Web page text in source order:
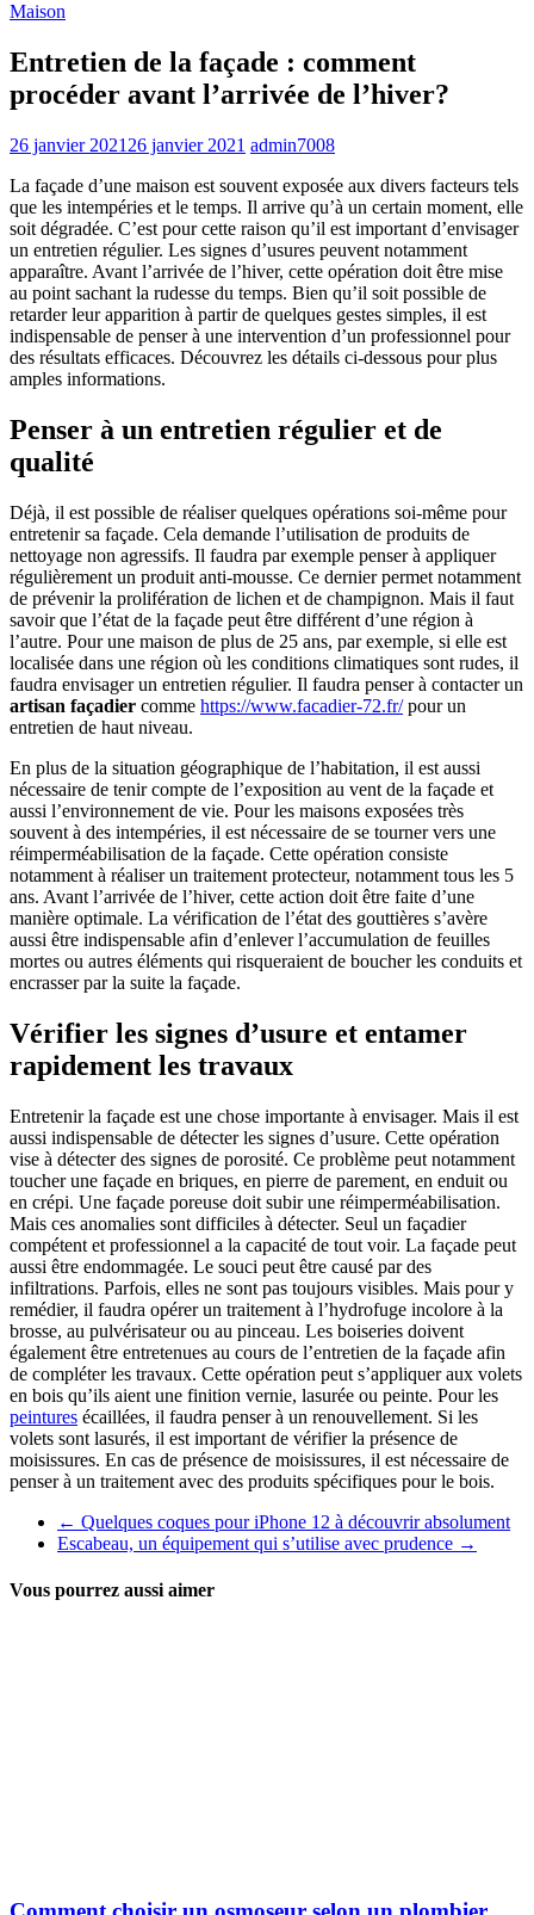
Maison
Entretien de la façade : comment
procéder avant l’arrivée de l’hiver?
26 janvier 2021 26 janvier 2021 admin7008
La façade d’une maison est souvent exposée aux divers facteurs tels
que les intempéries et le temps. Il arrive qu’à un certain moment, elle
soit dégradée. C’est pour cette raison qu’il est important d’envisager
un entretien régulier. Les signes d’usures peuvent notamment
apparaître. Avant l’arrivée de l’hiver, cette opération doit être mise
au point sachant la rudesse du temps. Bien qu’il soit possible de
retarder leur apparition à partir de quelques gestes simples, il est
indispensable de penser à une intervention d’un professionnel pour
des résultats efficaces. Découvrez les détails ci-dessous pour plus
amples informations.
Penser à un entretien régulier et de
qualité
Déjà, il est possible de réaliser quelques opérations soi-même pour
entretenir sa façade. Cela demande l’utilisation de produits de
nettoyage non agressifs. Il faudra par exemple penser à appliquer
régulièrement un produit anti-mousse. Ce dernier permet notamment
de prévenir la prolifération de lichen et de champignon. Mais il faut
savoir que l’état de la façade peut être différent d’une région à
l’autre. Pour une maison de plus de 25 ans, par exemple, si elle est
localisée dans une région où les conditions climatiques sont rudes, il
faudra envisager un entretien régulier. Il faudra penser à contacter un
artisan façadier comme https://www.facadier-72.fr/pour un
entretien de haut niveau.
En plus de la situation géographique de l’habitation, il est aussi
nécessaire de tenir compte de l’exposition au vent de la façade et
aussi l’environnement de vie. Pour les maisons exposées très
souvent à des intempéries, il est nécessaire de se tourner vers une
réimperméabilisation de la façade. Cette opération consiste
notamment à réaliser un traitement protecteur, notamment tous les 5
ans. Avant l’arrivée de l’hiver, cette action doit être faite d’une
manière optimale. La vérification de l’état des gouttières s’avère
aussi être indispensable afin d’enlever l’accumulation de feuilles
mortes ou autres éléments qui risqueraient de boucher les conduits et
encrasser par la suite la façade.
Vérifier les signes d’usure et entamer
rapidement les travaux
Entretenir la façade est une chose importante à envisager. Mais il est
aussi indispensable de détecter les signes d’usure. Cette opération
vise à détecter des signes de porosité. Ce problème peut notamment
toucher une façade en briques, en pierre de parement, en enduit ou
en crépi. Une façade poreuse doit subir une réimperméabilisation.
Mais ces anomalies sont difficiles à détecter. Seul un façadier
compétent et professionnel a la capacité de tout voir. La façade peut
aussi être endommagée. Le souci peut être causé par des
infiltrations. Parfois, elles ne sont pas toujours visibles. Mais pour y
remédier, il faudra opérer un traitement à l’hydrofuge incolore à la
brosse, au pulvérisateur ou au pinceau. Les boiseries doivent
également être entretenues au cours de l’entretien de la façade afin
de compléter les travaux. Cette opération peut s’appliquer aux volets
en bois qu’ils aient une finition vernie, lasurée ou peinte. Pour les
peintures écaillées, il faudra penser à un renouvellement. Si les
volets sont lasurés, il est important de vérifier la présence de
moisissures. En cas de présence de moisissures, il est nécessaire de
penser à un traitement avec des produits spécifiques pour le bois.
← Quelques coques pour iPhone 12 à découvrir absolument
Escabeau, un équipement qui s’utilise avec prudence →
Vous pourrez aussi aimer